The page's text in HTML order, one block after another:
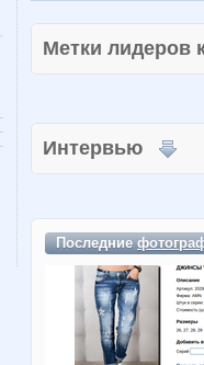
Метки
Интервью
Последние